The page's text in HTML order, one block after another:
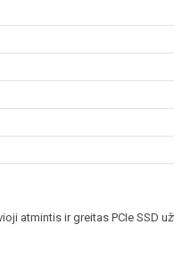
atmintis ir greitas PCIe SSD